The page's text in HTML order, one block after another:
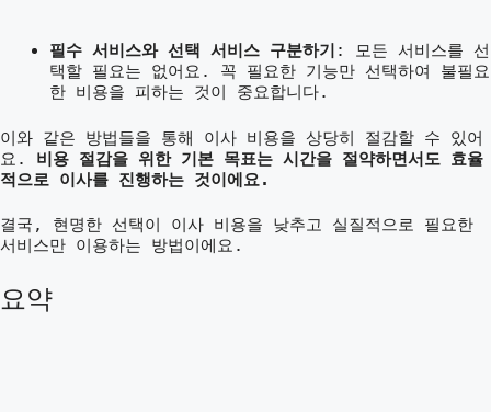
필수 서비스와 선택 서비스 구분하기 : 모든 서비스를 선
택할 필요는 없어요. 꼭 필요한 기능만 선택하여 불필요
한 비용을 피하는 것이 중요합니다.
이와 같은 방법들을 통해 이사 비용을 상당히 절감할 수 있어
요. 비용 절감을 위한 기본 목표는 시간을 절약하면서도 효율
적으로 이사를 진행하는 것이에요.
결국, 현명한 선택이 이사 비용을 낮추고 실질적으로 필요한
서비스만 이용하는 방법이에요.
요약